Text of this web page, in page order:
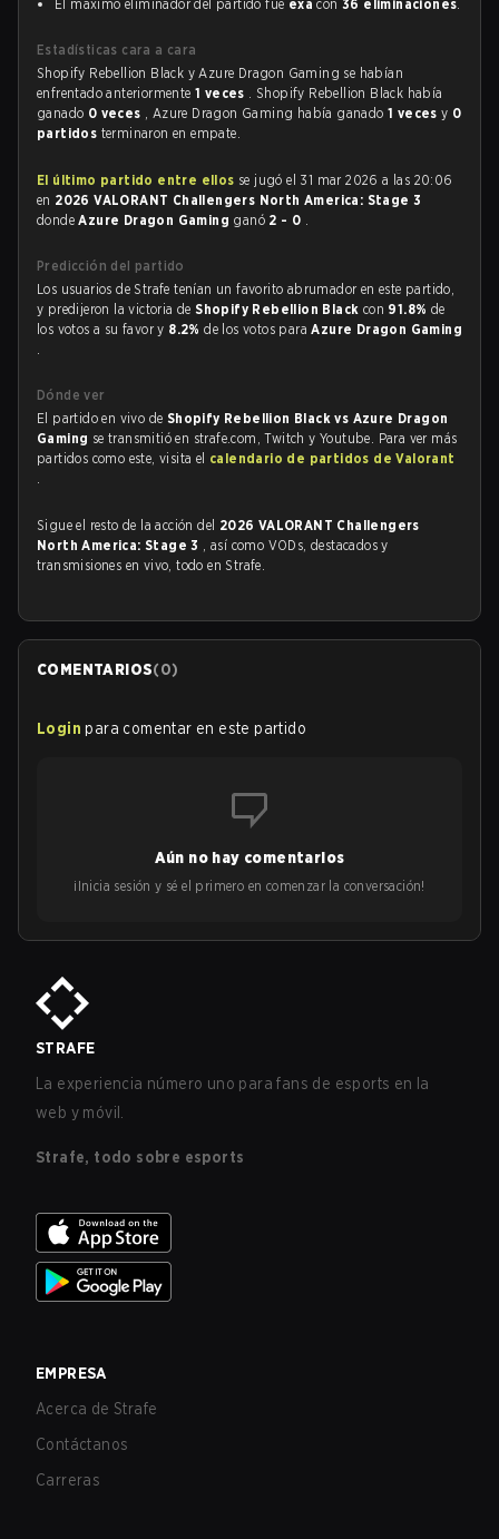
El máximo eliminador del partido fue exa con36 eliminaciones.
Estadísticas cara a cara
Shopify Rebellion Black y Azure Dragon Gaming se habían
enfrentado anteriormente 1 veces . Shopify Rebellion Black había
ganado 0 veces , Azure Dragon Gaming había ganado1 vecesy 0
partidos terminaron en empate.
El último partido entre ellos se jugó el 31 mar 2026 a las 20:06
en 2026 VALORANT Challengers North America: Stage 3
dondeAzure Dragon Gaming ganó 2 - 0 .
Predicción del partido
Los usuarios de Strafe tenían un favorito abrumador en este partido,
y predijeron la victoria deShopify Rebellion Black con 91.8% de
los votos a su favor y 8.2%de los votos paraAzure Dragon Gaming
.
Dónde ver
El partido en vivo de Shopify Rebellion Black vs Azure Dragon
Gaming se transmitió en strafe.com, Twitch y Youtube. Para ver más
partidos como este, visita el calendario de partidos de Valorant
.
Sigue el resto de la acción del 2026 VALORANT Challengers
North America: Stage 3 , así como VODs, destacados y
transmisiones en vivo, todo en Strafe.
COMENTARIOS(0)
Login para comentar en este partido
Aún no hay comentarios
¡Inicia sesión y sé el primero en comenzar la conversación!
STRAFE
La experiencia número uno para fans de esports en la
web y móvil.
Strafe, todo sobre esports
EMPRESA
Acerca de Strafe
Contáctanos
Carreras